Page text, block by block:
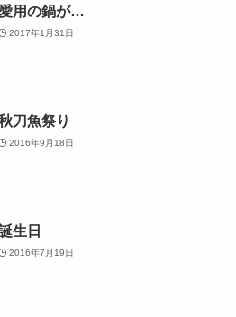
用の鍋が…
2017年1月31日
刀魚祭り
2016年9月18日
生日
2016年7月19日